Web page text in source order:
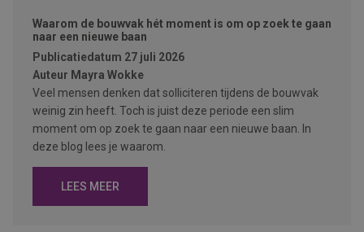
Waarom de bouwvak hét moment is om op zoek te gaan
naar een nieuwe baan
Publicatiedatum 27 juli 2026
Auteur Mayra Wokke
Veel mensen denken dat solliciteren tijdens de bouwvak
weinig zin heeft. Toch is juist deze periode een slim
moment om op zoek te gaan naar een nieuwe baan. In
deze blog lees je waarom.
LEES MEER